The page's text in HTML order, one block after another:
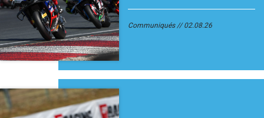
Communiqués 02.08.26